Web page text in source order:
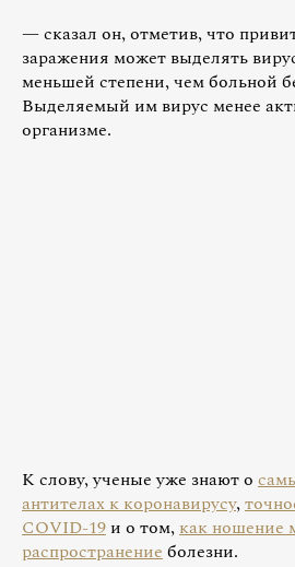
— сказал он, отметив, что
заражения может выделять
меньшей степени, чем больной
Выделяемый им вирус менее
организме.
К слову, ученые уже знают о
антителах к коронавирусу,
COVID-19 и о том,как ношение
распространениеболезни.